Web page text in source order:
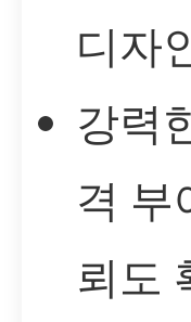
디자
강력
격 부
뢰도